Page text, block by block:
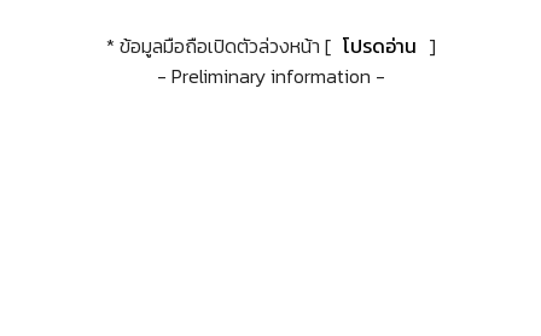
* ข้อมูลมือถือเปิดตัวล่วงหน้า [ โปรดอ่าน ]
- Preliminary information -